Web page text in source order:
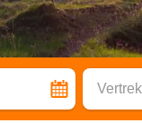
Vertrek